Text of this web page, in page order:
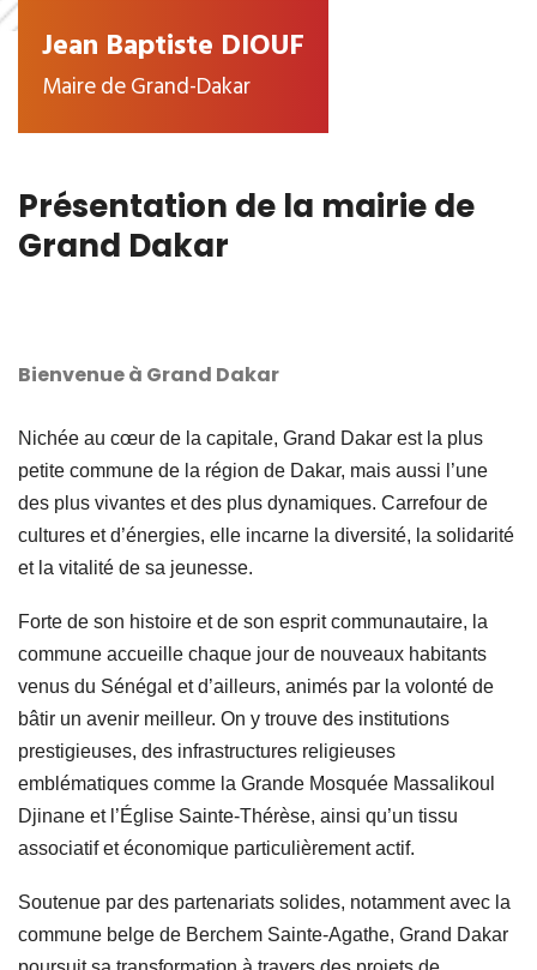
Jean Baptiste DIOUF
Maire de Grand-Dakar
Présentation de la mairie de
Grand Dakar
Bienvenue à Grand Dakar
Nichée au cœur de la capitale, Grand Dakar est la plus
petite commune de la région de Dakar, mais aussi l’une
des plus vivantes et des plus dynamiques. Carrefour de
cultures et d’énergies, elle incarne la diversité, la solidarité
et la vitalité de sa jeunesse.
Forte de son histoire et de son esprit communautaire, la
commune accueille chaque jour de nouveaux habitants
venus du Sénégal et d’ailleurs, animés par la volonté de
bâtir un avenir meilleur. On y trouve des institutions
prestigieuses, des infrastructures religieuses
emblématiques comme la Grande Mosquée Massalikoul
Djinane et l’Église Sainte-Thérèse, ainsi qu’un tissu
associatif et économique particulièrement actif.
Soutenue par des partenariats solides, notamment avec la
commune belge de Berchem Sainte-Agathe, Grand Dakar